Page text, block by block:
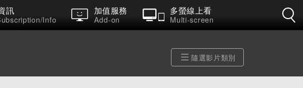
訊
Info
加值服務
Add-on
多螢線上看
Multi-screen
隨選影片類別